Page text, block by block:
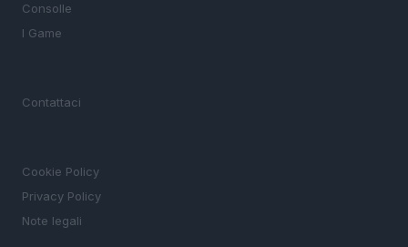
Consolle
I Game
Contattaci
Cookie Policy
Privacy Policy
Note legali